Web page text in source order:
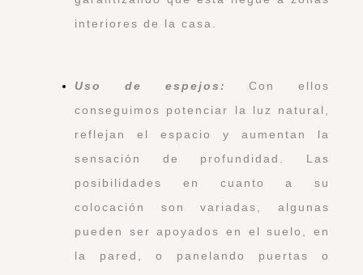
interiores de la casa.
Uso de espejos:
Con ellos
conseguimos potenciar la luz natural,
reflejan el espacio y aumentan la
sensación de profundidad. Las
posibilidades en cuanto a su
colocación son variadas, algunas
pueden ser apoyados en el suelo, en
la pared, o panelando puertas o